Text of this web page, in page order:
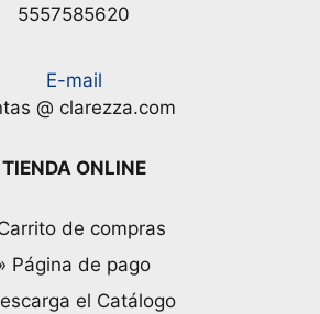
5557585620
E-mail
@ clarezza.com
TIENDA ONLINE
de compras
Página de pago
el Catálogo